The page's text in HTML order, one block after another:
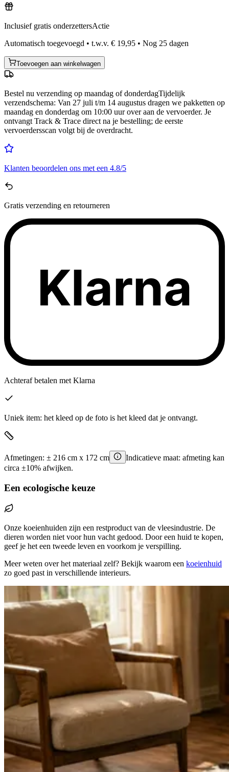
Inclusief gratis onderzettersActie
Automatisch toegevoegd • t.w.v. € 19,95 • Nog 25 dagen
Toevoegen aan winkelwagen
Bestel nu verzending op maandag of donderdagTijdelijk
verzendschema: Van 27 juli t/m 14 augustus dragen we pakketten op
maandag en donderdag om 10:00 uur over aan de vervoerder. Je
ontvangt Track & Trace direct na je bestelling; de eerste
vervoerdersscan volgt bij de overdracht.
Klanten beoordelen ons met een 4.8/5
Gratis verzending en retourneren
Klarna
Achteraf betalen met Klarna
Uniek item: het kleed op de foto is het kleed dat je ontvangt.
Afmetingen: ± 216 cm x 172 cm
Indicatieve maat: afmeting kan
circa ±10% afwijken.
Een ecologische keuze
Onze koeienhuiden zijn een restproduct van de vleesindustrie. De
dieren worden niet voor hun vacht gedood. Door een huid te kopen,
geef je het een tweede leven en voorkom je verspilling.
Meer weten over het materiaal zelf? Bekijk waarom een koeienhuid
zo goed past in verschillende interieurs.